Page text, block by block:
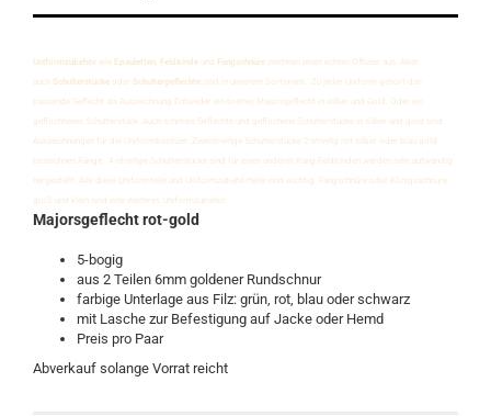
Uniformzubehör wie Epauletten Feldbinde und Fangschnüre zeichnen einen echten Offizier aus. Aber
auch Schulterstücke oder Schultergeflechte sind in unserem Sortiment. Zu jeder Uniform gehört das
passende Geflecht als Auszeichnung.Entweder ein breites Majorsgeflecht in silber und Gold. Oder ein
geflochtenes Schulterstück .Auch schmale Geflechte und geflochene Schulterstücke in silber und gold sind
Auszeichnungen für die Uniformbesitzer. Zweistreifige Schulterstücke 2-streifig rot silber oder blau gold
bezeichnen Ränge . 4-streifige Schulterstücke sind für einen anderen Rang.Feldbinden werden sehr aufwändig
hergestellt. Alle diese Uniformteile und Uniformzubehörteile sind wichtig. Fangschnüre oder Königsschnure
groß und klein sind eine weiteres Uniformzubehör.
Majorsgeflecht rot-gold
5-bogig
aus 2 Teilen 6mm goldener Rundschnur
farbige Unterlage aus Filz: grün, rot, blau oder schwarz
mit Lasche zur Befestigung auf Jacke oder Hemd
Preis pro Paar
Abverkauf solange Vorrat reicht